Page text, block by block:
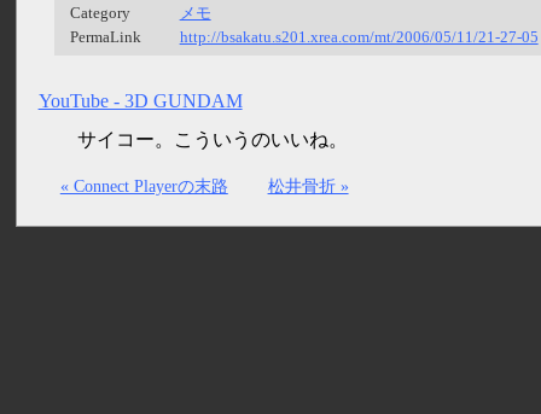
Category
メモ
PermaLink
http://bsakatu.s201.xrea.com/mt/2006/05/11/21-27-05
YouTube - 3D GUNDAM
サイコー。こういうのいいね。
« Connect Playerの末路 松井骨折 »